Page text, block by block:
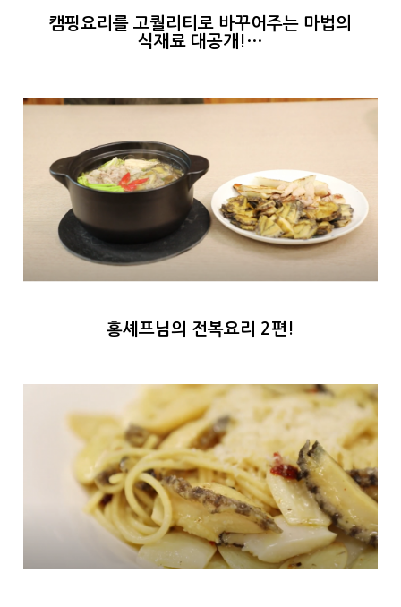
캠핑요리를 고퀄리티로 바꾸어주는 마법의
식재료 대공개!…
홍셰프님의 전복요리 2편!